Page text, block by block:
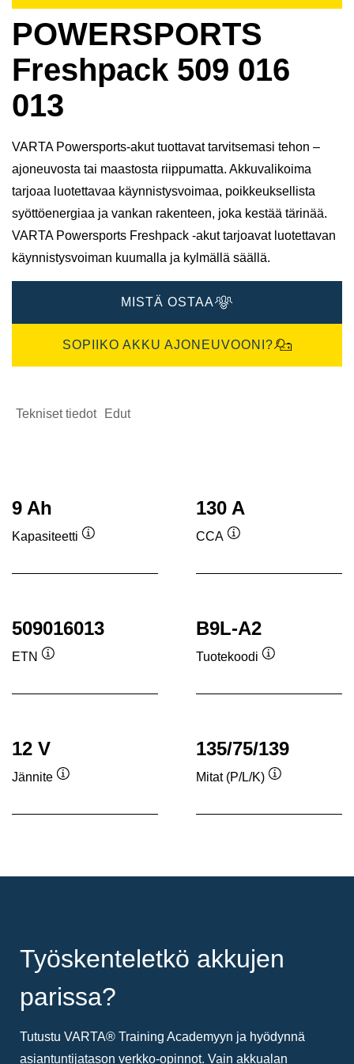
POWERSPORTS
Freshpack 509 016
013
VARTA Powersports-akut tuottavat tarvitsemasi tehon –
ajoneuvosta tai maastosta riippumatta. Akkuvalikoima
tarjoaa luotettavaa käynnistysvoimaa, poikkeuksellista
syöttöenergiaa ja vankan rakenteen, joka kestää tärinää.
VARTA Powersports Freshpack -akut tarjoavat luotettavan
käynnistysvoiman kuumalla ja kylmällä säällä.
MISTÄ OSTAA
SOPIIKO AKKU AJONEUVOONI?
Tekniset tiedot Edut
9 Ah
Kapasiteetti
130 A
CCA
509016013
ETN
B9L-A2
Tuotekoodi
12 V
Jännite
135/75/139
Mitat (P/L/K)
Työskenteletkö akkujen
parissa?
Tutustu VARTA® Training Academyyn ja hyödynnä
asiantuntijatason verkko-opinnot. Vain akkualan